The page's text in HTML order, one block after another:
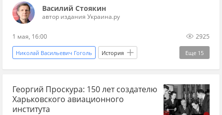
Украина.ру Василий Стоякин
автор издания Украина.ру
1 мая, 16:00 2925
Еще 15
Николай Васильевич Гоголь История
История культура литература
драматург Ревизор Пушкин XIX век
русская литература
Георгий Проскура: 150 лет создателю
Харьковского авиационного
института